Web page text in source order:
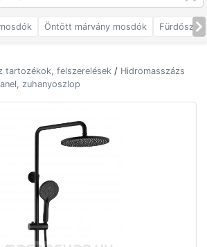
Öntött márvány mosdók
tartozékok, felszerelések / Hidromasszázs
zuhanyoszlop